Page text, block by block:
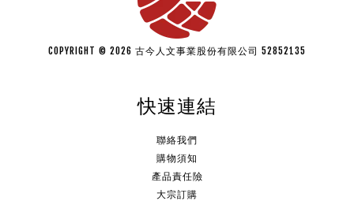
COPYRIGHT © 2026 古今人文事業股份有限公司 52852135
快速連結
聯絡我們
購物須知
產品責任險
大宗訂購